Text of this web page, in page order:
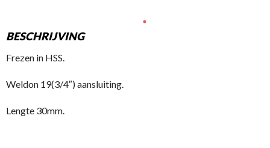
BESCHRIJVING
Frezen in HSS.
Weldon 19(3/4″) aansluiting.
Lengte 30mm.